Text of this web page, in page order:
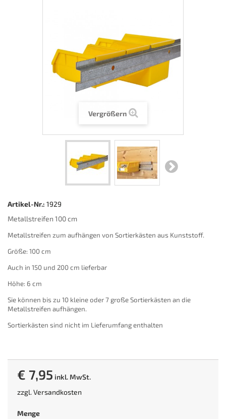
Vergrößern
Artikel-Nr.: 1929
Metallstreifen 100 cm
Metallstreifen zum aufhängen von Sortierkästen aus Kunststoff.
Größe: 100 cm
Auch in 150 und 200 cm lieferbar
Höhe: 6 cm
Sie können bis zu 10 kleine oder 7 große Sortierkästen an die
Metallstreifen aufhängen.
Sortierkästen sind nicht im Lieferumfang enthalten
€ 7,95 inkl. MwSt.
zzgl.Versandkosten
Menge